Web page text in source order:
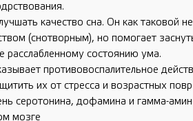
качество сна. Он как таковой
(снотворным), но помогает
расслабленному состоянию ума.
противовоспалительное
их от стресса и возрастных
серотонина, дофамина и гамма-
мозге